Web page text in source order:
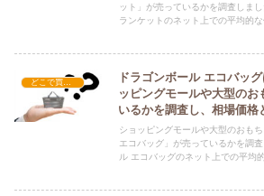
ット」が売っているかを調査しま
ランケットのネット上での平均的
ドラゴンボール エコバッ
ッピングモールや大型のお
いるかを調査し、相場価格
ショッピングモールや大型のおも
エコバッグ」が売っているかを調
ル エコバッグのネット上での平均